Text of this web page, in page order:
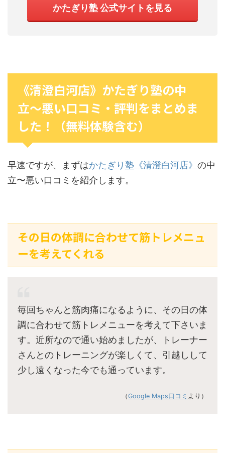
かたぎり塾 公式サイトを見る
《清澄白河店》かたぎり塾の中
立〜悪い口コミ・評判をまとめま
した！（無料体験含む）
早速ですが、まずはかたぎり塾《清澄白河店》 の中
立〜悪い口コミを紹介します。
その日の体調に合わせて筋トレメニュ
ーを考えてくれる
毎回ちゃんと筋肉痛になるように、その日の体
調に合わせて筋トレメニューを考えて下さいま
す。近所なので通い始めましたが、トレーナー
さんとのトレーニングが楽しくて、引越しして
少し遠くなった今でも通っています。
（Google Maps口コミ より）